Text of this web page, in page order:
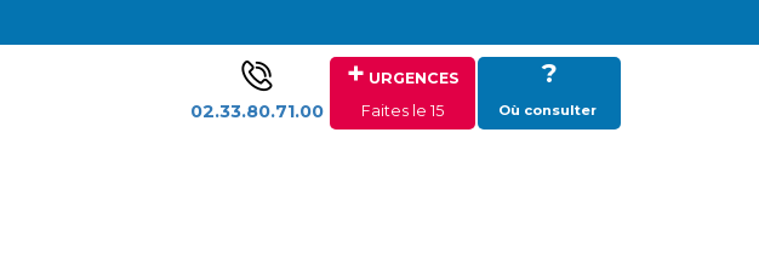
02.33.80.71.00
+ URGENCES
Faites le 15
?
Où consulter